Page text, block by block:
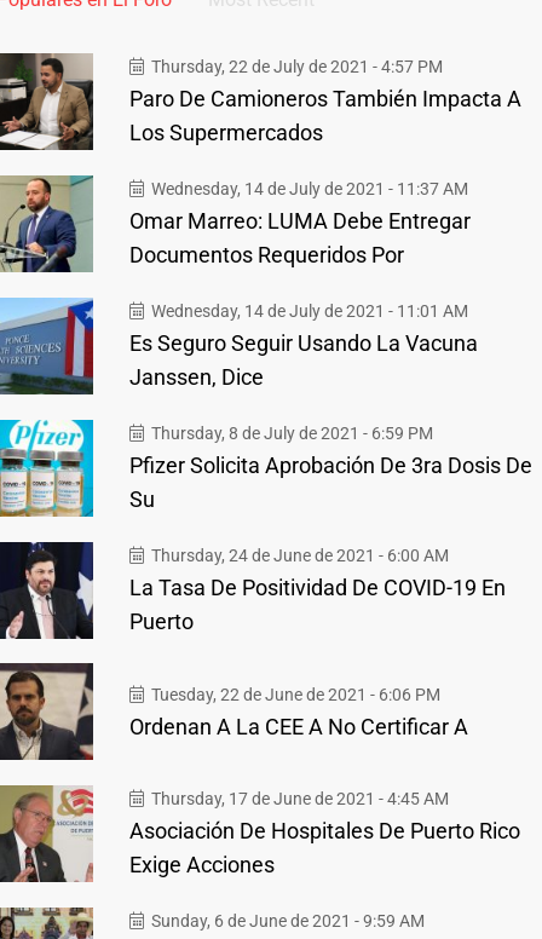
Thursday, 22 de July de 2021 - 4:57 PM
Paro De Camioneros También Impacta A
Los Supermercados
Wednesday, 14 de July de 2021 - 11:37 AM
Omar Marreo: LUMA Debe Entregar
Documentos Requeridos Por
Wednesday, 14 de July de 2021 - 11:01 AM
Es Seguro Seguir Usando La Vacuna
Janssen, Dice
Thursday, 8 de July de 2021 - 6:59 PM
Pfizer Solicita Aprobación De 3ra Dosis De
Su
Thursday, 24 de June de 2021 - 6:00 AM
La Tasa De Positividad De COVID-19 En
Puerto
Tuesday, 22 de June de 2021 - 6:06 PM
Ordenan A La CEE A No Certificar A
Thursday, 17 de June de 2021 - 4:45 AM
Asociación De Hospitales De Puerto Rico
Exige Acciones
Sunday, 6 de June de 2021 - 9:59 AM